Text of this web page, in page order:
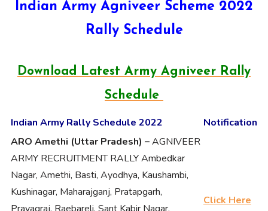
Indian Army Agniveer Scheme 2022
Rally Schedule
Download Latest Army Agniveer Rally
Schedule
Indian Army Rally Schedule 2022
Notification
ARO Amethi (Uttar Pradesh) –AGNIVEER
ARMY RECRUITMENT RALLY Ambedkar
Nagar, Amethi, Basti, Ayodhya, Kaushambi,
Kushinagar, Maharajganj, Pratapgarh,
Click Here